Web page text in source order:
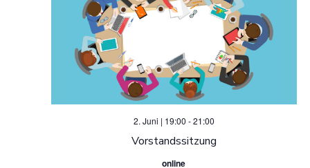
Vorstandssitzung
2. Juni | 19:00 -21:00
online